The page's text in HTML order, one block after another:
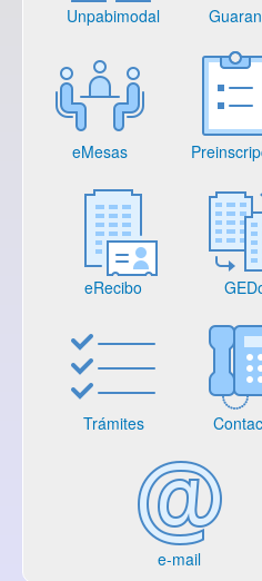
Unpabimodal
eMesas
eRecibo
Trámites
e-mail